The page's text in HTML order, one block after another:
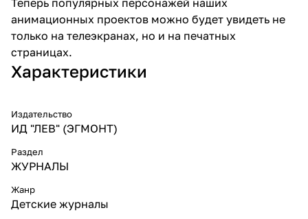
анимационных проектов можно будет увидеть не
только на телеэкранах, но и на печатных
страницах.
Характеристики
Издательство
ИД "ЛЕВ" (ЭГМОНТ)
Раздел
ЖУРНАЛЫ
Жанр
Детские журналы